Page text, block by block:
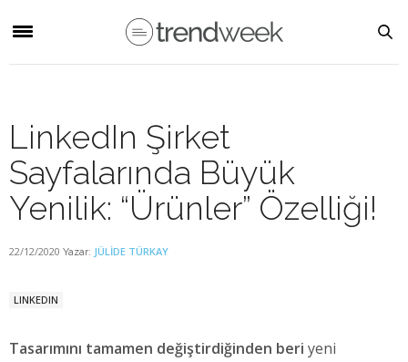
LinkedIn Şirket
Sayfalarında Büyük
Yenilik: “Ürünler” Özelliği!
22/12/2020 Yazar: JÜLIDE TÜRKAY
LINKEDIN
Tasarımını tamamen değiştirdiğinden beri yeni